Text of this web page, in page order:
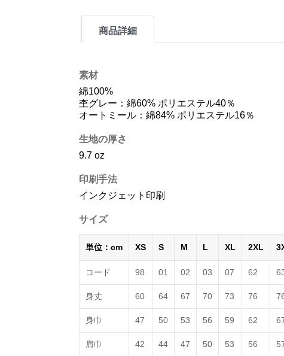
商品詳細
素材
綿100%
杢グレー：綿60% ポリエステル40％
オートミール：綿84% ポリエステル16％
生地の厚さ
9.7 oz
印刷手法
インクジェット印刷
サイズ
単位：cm XS S M L XL 2XL
コード 98 01 02 03 07 62
身丈 60 64 67 70 73 76
身巾 47 50 53 56 59 62
肩巾 42 44 47 50 53 56